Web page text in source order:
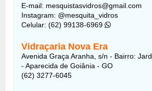
E-mail: mesquistasvidros@gmail.com
Instagram: @mesquita_vidros
Celular: (62) 99138-6969
Vidraçaria Nova Era
Avenida Graça Aranha, s/n - Bairro:
- Aparecida de Goiânia - GO
(62) 3277-6045